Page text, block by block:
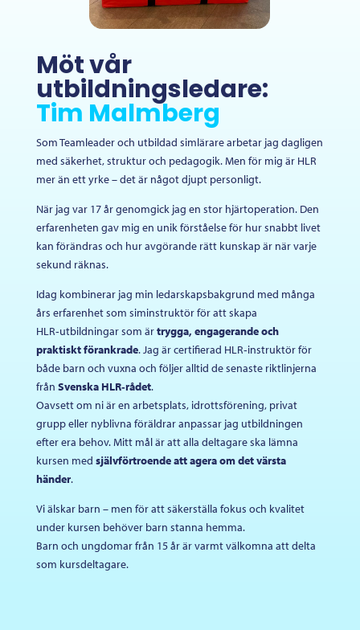
Möt vår
utbildningsledare:
Tim Malmberg
Som Teamleader och utbildad simlärare arbetar jag dagligen
med säkerhet, struktur och pedagogik. Men för mig är HLR
mer än ett yrke – det är något djupt personligt.
När jag var 17 år genomgick jag en stor hjärtoperation. Den
erfarenheten gav mig en unik förståelse för hur snabbt livet
kan förändras och hur avgörande rätt kunskap är när varje
sekund räknas.
Idag kombinerar jag min ledarskapsbakgrund med många
års erfarenhet som siminstruktör för att skapa
HLR‑utbildningar som ärtrygga, engagerande och
praktiskt förankrade. Jag är certifierad HLR‑instruktör för
både barn och vuxna och följer alltid de senaste riktlinjerna
från Svenska HLR‑rådet.
Oavsett om ni är en arbetsplats, idrottsförening, privat
grupp eller nyblivna föräldrar anpassar jag utbildningen
efter era behov. Mitt mål är att alla deltagare ska lämna
kursen med självförtroende att agera om det värsta
händer.
Vi älskar barn – men för att säkerställa fokus och kvalitet
under kursen behöver barn stanna hemma.
Barn och ungdomar från 15 år är varmt välkomna att delta
som kursdeltagare.